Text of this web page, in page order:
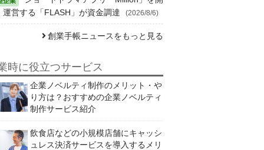
運営する「FLASH」が資金調達
(2026/8/6)
創業手帳ニュースをもっと見る
時に役立つサービス
企業ノベルティ制作のメリット・や
り方は？おすすめの企業ノベルティ
制作サービス紹介
飲食店などの小規模店舗にキャッシ
ュレス決済サービスを導入するメリ